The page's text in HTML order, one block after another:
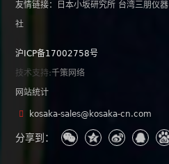
友情链接：
日本小坂研究所 台湾三朋仪器
社
沪ICP备17002758号
技术支持:千策网络
网站统计
kosaka-sales@kosaka-cn.com
分享到：